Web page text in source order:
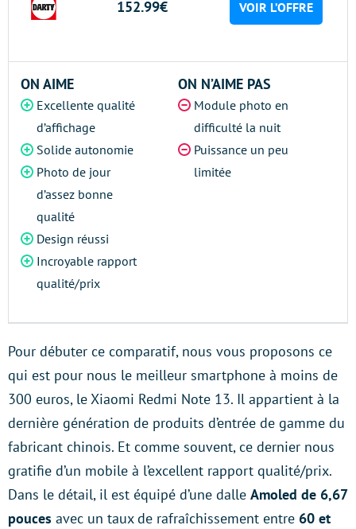
152.99€ VOIR L’OFFRE
ON AIME
Excellente qualité
d’affichage
Solide autonomie
Photo de jour
d’assez bonne
qualité
Design réussi
Incroyable rapport
qualité/prix
ON N’AIME PAS
Module photo en
difficulté la nuit
Puissance un peu
limitée
Pour débuter ce comparatif, nous vous proposons ce
qui est pour nous le meilleur smartphone à moins de
300 euros, le Xiaomi Redmi Note 13. Il appartient à la
dernière génération de produits d’entrée de gamme du
fabricant chinois. Et comme souvent, ce dernier nous
gratifie d’un mobile à l’excellent rapport qualité/prix.
Dans le détail, il est équipé d’une dalle Amoled de 6,67
pouces avec un taux de rafraîchissement entre 60 et